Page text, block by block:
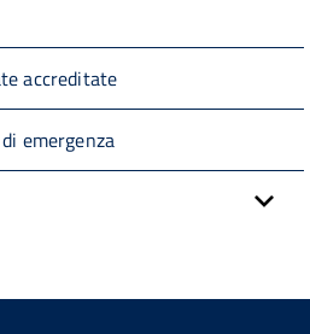
accreditate
emergenza